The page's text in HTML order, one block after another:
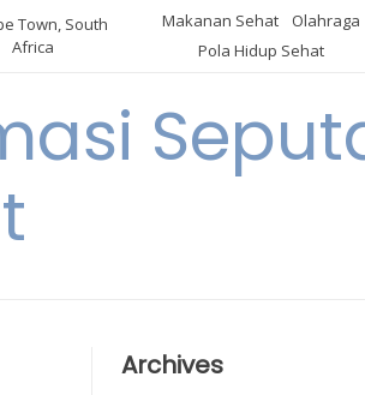
Town, South
Africa
Makanan Sehat
Olahraga
Pola Hidup Sehat
Archives